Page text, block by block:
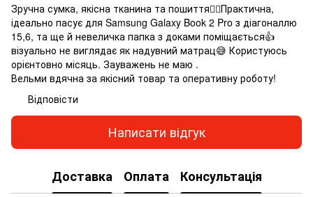
Зручна сумка, якісна тканина та пошиття❤️‍🔥Практична,
ідеально пасує для Samsung Galaxy Book 2 Pro з діагоналлю
15,6, та ще й невеличка папка з доками поміщається👍
візуально не виглядає як надувний матрац😅 Користуюсь
орієнтовно місяць. Зауважень не маю .
Вельми вдячна за якісний товар та оперативну роботу!
Відповісти
Написати відгук
Доставка Оплата Консультація